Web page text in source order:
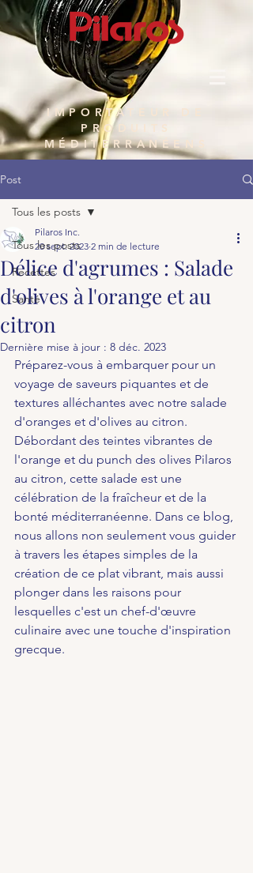
IMPORTATEUR DE
PRODUITS
MÉDITERRANÉENS
Post
Tous les posts
Recettes
Santé
Tous les posts
Délice d'agrumes : Salade
d'olives à l'orange et au
citron
Pilaros Inc.
20 sept. 2023 2 min de lecture
Dernière mise à jour : 8 déc. 2023
Préparez-vous à embarquer pour un
voyage de saveurs piquantes et de
textures alléchantes avec notre salade
d'oranges et d'olives au citron.
Débordant des teintes vibrantes de
l'orange et du punch des olives Pilaros
au citron, cette salade est une
célébration de la fraîcheur et de la
bonté méditerranéenne. Dans ce blog,
nous allons non seulement vous guider
à travers les étapes simples de la
création de ce plat vibrant, mais aussi
plonger dans les raisons pour
lesquelles c'est un chef-d'œuvre
culinaire avec une touche d'inspiration
grecque.